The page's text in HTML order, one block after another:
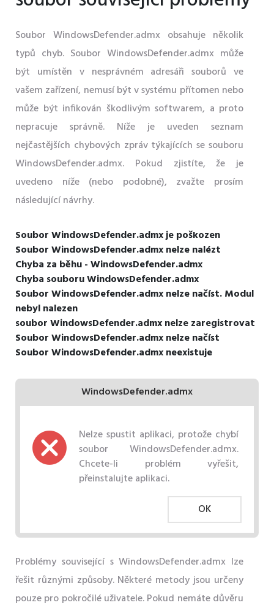
Soubor WindowsDefender.admx obsahuje několik
typů chyb. Soubor WindowsDefender.admx může
být umístěn v nesprávném adresáři souborů ve
vašem zařízení, nemusí být v systému přítomen nebo
může být infikován škodlivým softwarem, a proto
nepracuje správně. Níže je uveden seznam
nejčastějších chybových zpráv týkajících se souboru
WindowsDefender.admx. Pokud zjistíte, že je
uvedeno níže (nebo podobné), zvažte prosím
následující návrhy.
Soubor WindowsDefender.admx je poškozen
Soubor WindowsDefender.admx nelze nalézt
Chyba za běhu - WindowsDefender.admx
Chyba souboru WindowsDefender.admx
Soubor WindowsDefender.admx nelze načíst. Modul
nebyl nalezen
soubor WindowsDefender.admx nelze zaregistrovat
Soubor WindowsDefender.admx nelze načíst
Soubor WindowsDefender.admx neexistuje
WindowsDefender.admx
Nelze spustit aplikaci, protože chybí
soubor WindowsDefender.admx.
Chcete-li problém vyřešit,
přeinstalujte aplikaci.
OK
Problémy související s WindowsDefender.admx lze
řešit různými způsoby. Některé metody jsou určeny
pouze pro pokročilé uživatele. Pokud nemáte důvěru